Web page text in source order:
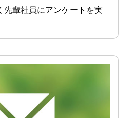
先輩社員にアンケートを実